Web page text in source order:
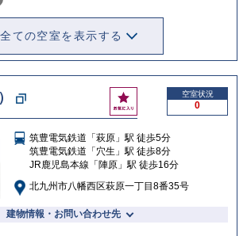
全ての空室を表示する
お
気
入
り
空室状況
0
筑豊電気鉄道「萩原」駅 徒歩5分
筑豊電気鉄道「穴生」駅 徒歩8分
JR鹿児島本線「陣原」駅 徒歩16分
北九州市八幡西区萩原一丁目8番35号
建物情報・お問い合わせ先